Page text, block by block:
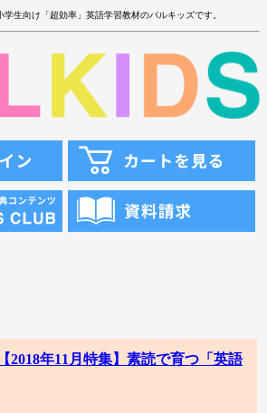
生向け「超効率」英語学習教材のパルキッズです。
2018年11月特集】素読で育つ「英語